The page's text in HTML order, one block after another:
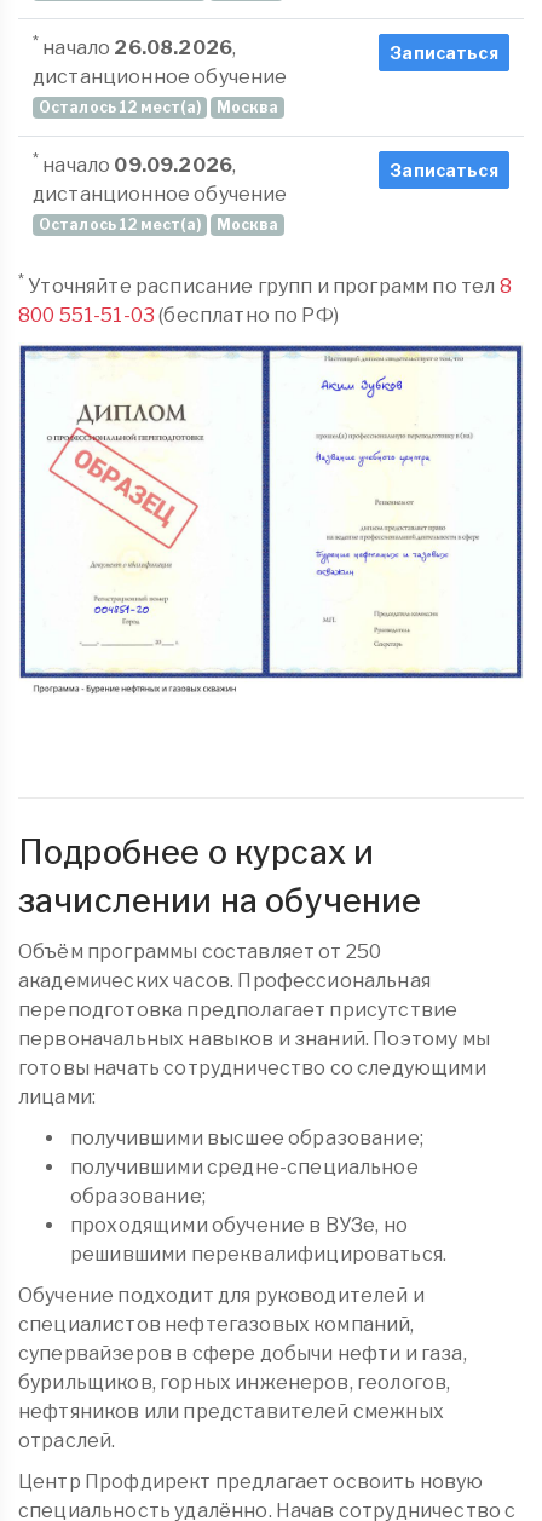
* начало 26.08.2026,
дистанционное обучение
Осталось 12 мест(а) Москва
Записаться
* начало 09.09.2026,
дистанционное обучение
Осталось 12 мест(а) Москва
Записаться
* Уточняйте расписание групп и программ по тел 8
800 551-51-03 (бесплатно по РФ)
Подробнее о курсах и
зачислении на обучение
Объём программы составляет от 250
академических часов. Профессиональная
переподготовка предполагает присутствие
первоначальных навыков и знаний. Поэтому мы
готовы начать сотрудничество со следующими
лицами:
получившими высшее образование;
получившими средне-специальное
образование;
проходящими обучение в ВУЗе, но
решившими переквалифицироваться.
Обучение подходит для руководителей и
специалистов нефтегазовых компаний,
супервайзеров в сфере добычи нефти и газа,
бурильщиков, горных инженеров, геологов,
нефтяников или представителей смежных
отраслей.
Центр Профдирект предлагает освоить новую
специальность удалённо. Начав сотрудничество с